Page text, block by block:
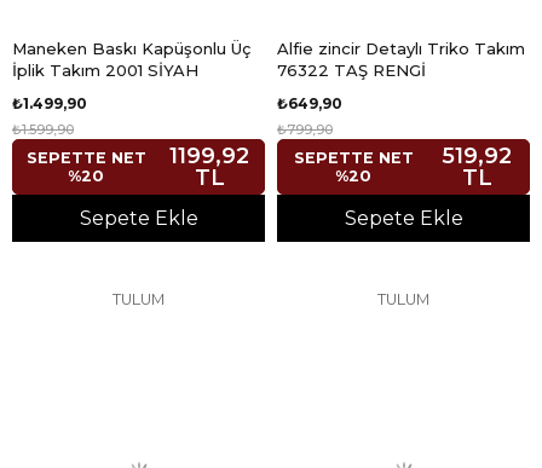
Maneken Baskı Kapüşonlu Üç
İplik Takım 2001 SİYAH
₺1.499,90
₺1.599,90
SEPETTE NET
%20
1199,92
TL
Sepete Ekle
Alfie zincir Detaylı Triko Takım
76322 TAŞ RENGİ
₺649,90
₺799,90
SEPETTE NET
%20
519,92
TL
Sepete Ekle
TULUM TULUM